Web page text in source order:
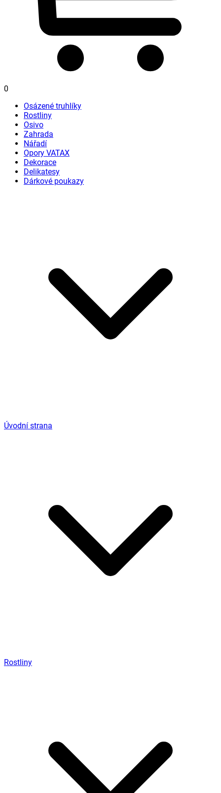
0
Osázené truhlíky
Rostliny
Osivo
Zahrada
Nářadí
Opory VATAX
Dekorace
Delikatesy
Dárkové poukazy
Úvodní strana
Rostliny